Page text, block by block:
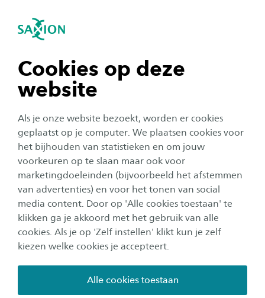
Cookies op deze
website
Als je onze website bezoekt, worden er cookies
geplaatst op je computer. We plaatsen cookies voor
het bijhouden van statistieken en om jouw
voorkeuren op te slaan maar ook voor
marketingdoeleinden (bijvoorbeeld het afstemmen
van advertenties) en voor het tonen van social
media content. Door op 'Alle cookies toestaan' te
klikken ga je akkoord met het gebruik van alle
cookies. Als je op 'Zelf instellen' klikt kun je zelf
kiezen welke cookies je accepteert.
Alle cookies toestaan
Navigatie openen
tonen
tonen
tonen
tonen
sluiten
Corporate
Hogescholen bundelen
krachten om internationaal
technisch talent te werven
18 november 2025 Leestijd: Minuten
Deze maand startte de internationale